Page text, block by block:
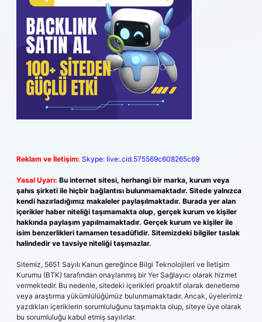
Reklam ve İletişim: Skype: live:.cid.575569c608265c69
Yasal Uyarı: Bu internet sitesi, herhangi bir marka, kurum veya
şahıs şirketi ile hiçbir bağlantısı bulunmamaktadır. Sitede yalnızca
kendi hazırladığımız makaleler paylaşılmaktadır. Burada yer alan
içerikler haber niteliği taşımamakta olup, gerçek kurum ve kişiler
hakkında paylaşım yapılmamaktadır. Gerçek kurum ve kişiler ile
isim benzerlikleri tamamen tesadüfidir. Sitemizdeki bilgiler taslak
halindedir ve tavsiye niteliği taşımazlar.
Sitemiz, 5651 Sayılı Kanun gereğince Bilgi Teknolojileri ve İletişim
Kurumu (BTK) tarafından onaylanmış bir Yer Sağlayıcı olarak hizmet
vermektedir. Bu nedenle, sitedeki içerikleri proaktif olarak denetleme
veya araştırma yükümlülüğümüz bulunmamaktadır. Ancak, üyelerimiz
yazdıkları içeriklerin sorumluluğunu taşımakta olup, siteye üye olarak
bu sorumluluğu kabul etmiş sayılırlar.